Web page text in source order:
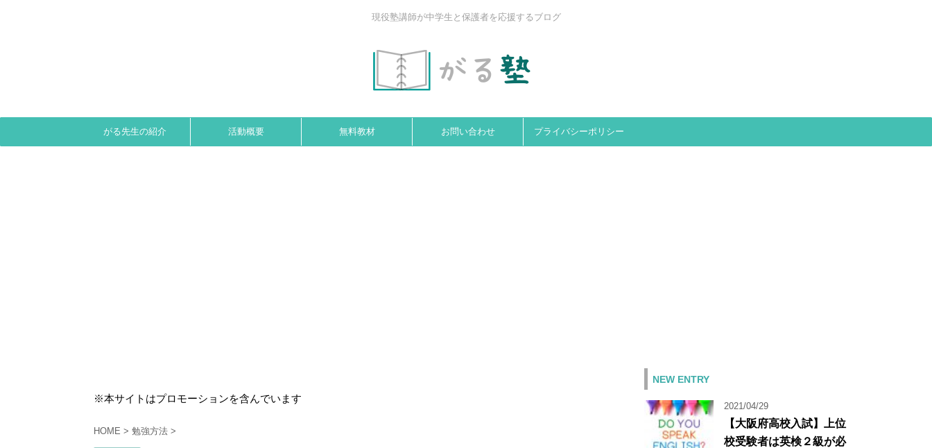
現役塾講師が中学生と保護者を応援するブログ
がる先生の紹介 活動概要 無料教材 お問い合わせ プライバシーポリシー
※本サイトはプロモーションを含んでいます
HOME > 勉強方法 >
NEW ENTRY
2021/04/29
【大阪府高校入試】上位
校受験者は英検２級が必